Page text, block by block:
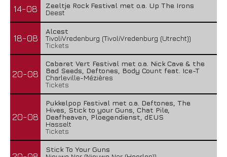
14-08
Zeeltje Rock Festival met o.a. Up The Irons
Deest
18-08
Alcest
TivoliVredenburg (TivoliVredenburg (Utrecht))
Tickets
20-08
Cabaret Vert Festival met o.a. Nick Cave & the
Bad Seeds, Deftones, Body Count feat. Ice-T
Charleville-Mézières
Tickets
20-08
Pukkelpop Festival met o.a. Deftones, The
Hives, Stick to your Guns, Chat Pile,
Deafheaven, Ploegendienst, dEUS
Hasselt
Tickets
Stick To Your Guns